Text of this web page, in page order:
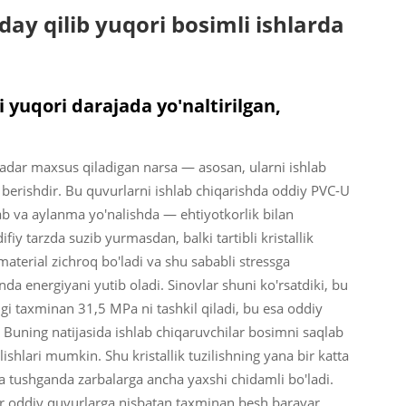
qilib yuqori bosimli ishlarda
yuqori darajada yo'naltirilgan,
maxsus qiladigan narsa — asosan, ularni ishlab
Bu quvurlarni ishlab chiqarishda oddiy PVC-U
va aylanma yo'nalishda — ehtiyotkorlik bilan
tarzda suzib yurmasdan, balki tartibli kristallik
zichroq bo'ladi va shu sababli stressga
energiyani yutib oladi. Sinovlar shuni ko'rsatdiki, bu
taxminan 31,5 MPa ni tashkil qiladi, bu esa oddiy
natijasida ishlab chiqaruvchilar bosimni saqlab
mumkin. Shu kristallik tuzilishning yana bir katta
zarbalarga ancha yaxshi chidamli bo'ladi.
quvurlarga nisbatan taxminan besh baravar